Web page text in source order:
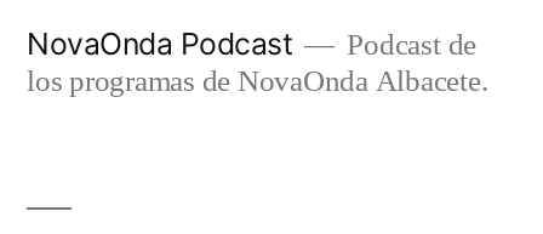
NovaOnda Podcast
Podcast de
los programas de NovaOnda Albacete.